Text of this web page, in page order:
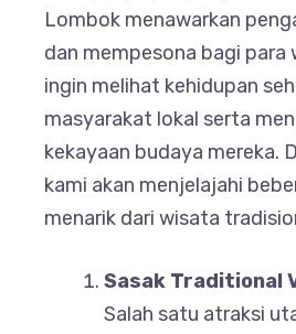
Lombok menawarkan
dan mempesona bagi para
ingin melihat kehidupan
masyarakat lokal serta
kekayaan budaya mereka.
kami akan menjelajahi
menarik dari wisata
Sasak Traditional
Salah satu atraksi